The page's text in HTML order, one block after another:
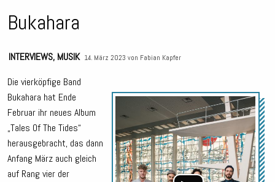
Bukahara
INTERVIEWS, MUSIK 14. März 2023 von Fabian Kapfer
Die vierköpfige Band
Bukahara hat Ende
Februar ihr neues Album
„Tales Of The Tides“
herausgebracht, das dann
Anfang März auch gleich
auf Rang vier der